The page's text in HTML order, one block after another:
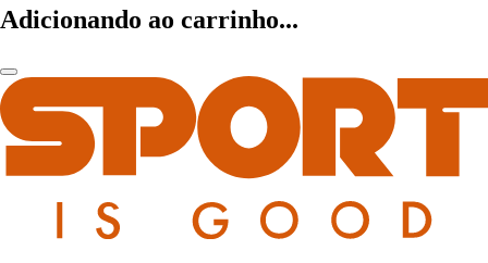
Adicionando ao carrinho...